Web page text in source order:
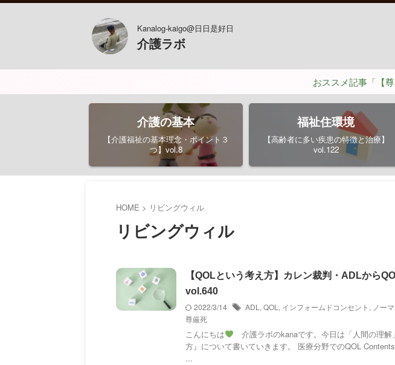
Kanalog-kaigo@日日是好日
介護ラボ
おススメ記事「【尊厳を損な
介護の基本
【介護福祉の基本理念・ポイント３
つ】vol.8
福祉住環境
【高齢者に多い疾患の特徴と治療】
vol.122
HOME > リビングウィル
リビングウィル
【QOLという考え方】カレン裁判・ADLから
vol.640
2022/3/14
ADL , QOL , インフォームドコンセント , ノー
尊厳死
こんにちは
介護ラボのkanaです。今日は「人間の理解
方』について書いていきます。 医療分野でのQOL
...